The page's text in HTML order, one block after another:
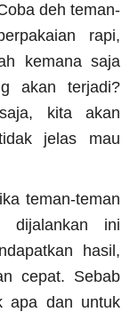
deh teman-
rapi,
kemana saja
akan terjadi?
kita akan
jelas mau
teman-teman
ini
hasil,
cepat. Sebab
apa dan untuk